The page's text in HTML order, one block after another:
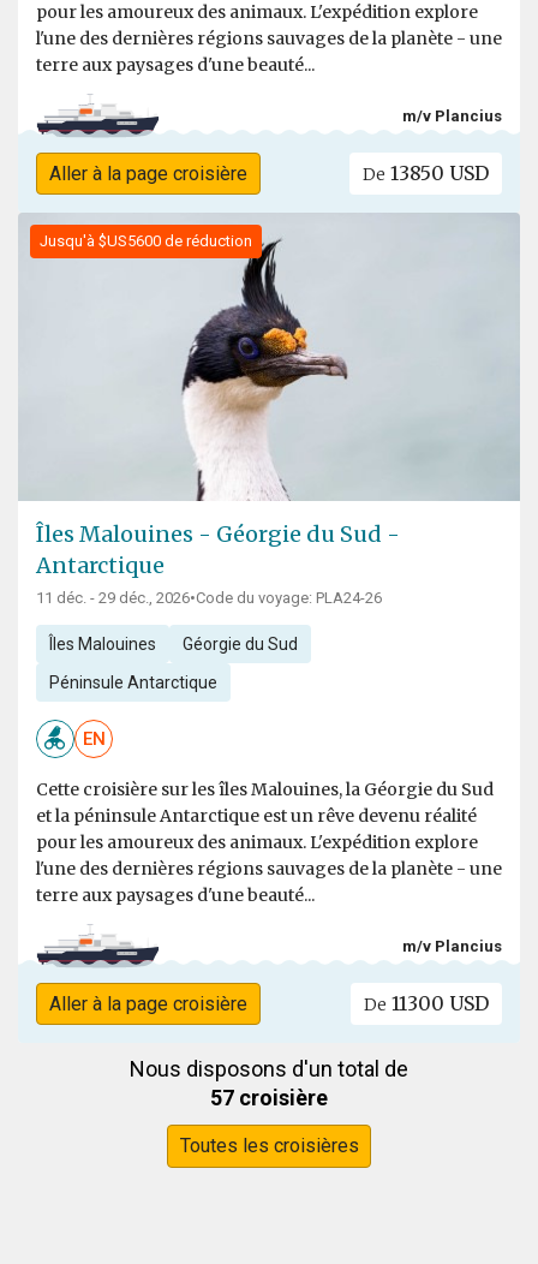
pour les amoureux des animaux. L'expédition explore
l'une des dernières régions sauvages de la planète - une
terre aux paysages d'une beauté...
m/v Plancius
Aller à la page croisière De 13850 USD
Jusqu'à $US5600 de réduction
Îles Malouines - Géorgie du Sud -
Antarctique
11 déc. - 29 déc., 2026•Code du voyage: PLA24-26
Îles Malouines Géorgie du Sud
Péninsule Antarctique
EN
Cette croisière sur les îles Malouines, la Géorgie du Sud
et la péninsule Antarctique est un rêve devenu réalité
pour les amoureux des animaux. L'expédition explore
l'une des dernières régions sauvages de la planète - une
terre aux paysages d'une beauté...
m/v Plancius
Aller à la page croisière De 11300 USD
Nous disposons d'un total de
57 croisière
Toutes les croisières